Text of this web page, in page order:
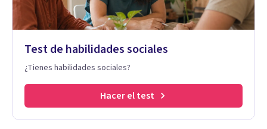
Test de habilidades sociales
¿Tienes habilidades sociales?
Hacer el test